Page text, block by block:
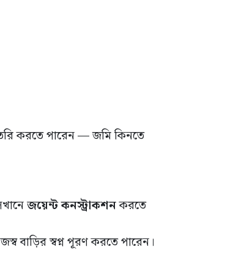
করতে পারেন — জমি কিনতে
জয়েন্ট কনস্ট্রাকশনকরতে
বাড়ির স্বপ্ন পূরণ করতে পারেন।